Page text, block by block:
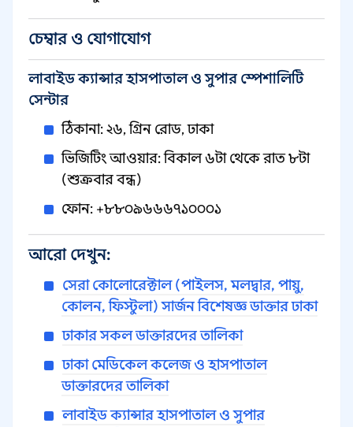
চেম্বার ও যোগাযোগ
লাবাইড ক্যান্সার হাসপাতাল ও সুপার স্পেশালিটি
সেন্টার
ঠিকানা: ২৬, গ্রিন রোড, ঢাকা
ভিজিটিং আওয়ার: বিকাল ৬টা থেকে রাত ৮টা
(শুক্রবার বন্ধ)
ফোন: +৮৮০৯৬৬৬৭১০০০১
আরো দেখুন:
সেরা কোলোরেক্টাল (পাইলস, মলদ্বার, পায়ু,
কোলন, ফিস্টুলা) সার্জন বিশেষজ্ঞ ডাক্তার ঢাকা
ঢাকার সকল ডাক্তারদের তালিকা
ঢাকা মেডিকেল কলেজ ও হাসপাতাল
ডাক্তারদের তালিকা
লাবাইড ক্যান্সার হাসপাতাল ও সুপার